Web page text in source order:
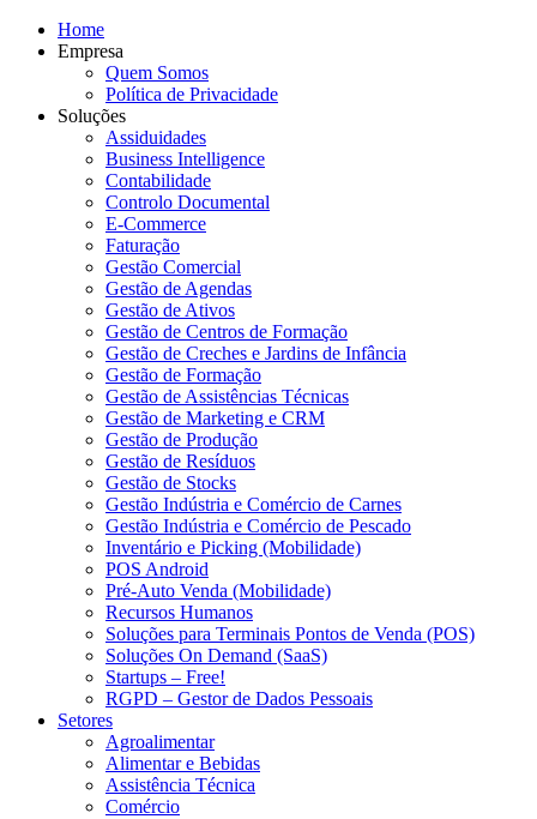
Home
Empresa
Quem Somos
Política de Privacidade
Soluções
Assiduidades
Business Intelligence
Contabilidade
Controlo Documental
E-Commerce
Faturação
Gestão Comercial
Gestão de Agendas
Gestão de Ativos
Gestão de Centros de Formação
Gestão de Creches e Jardins de Infância
Gestão de Formação
Gestão de Assistências Técnicas
Gestão de Marketing e CRM
Gestão de Produção
Gestão de Resíduos
Gestão de Stocks
Gestão Indústria e Comércio de Carnes
Gestão Indústria e Comércio de Pescado
Inventário e Picking (Mobilidade)
POS Android
Pré-Auto Venda (Mobilidade)
Recursos Humanos
Soluções para Terminais Pontos de Venda (POS)
Soluções On Demand (SaaS)
Startups – Free!
RGPD – Gestor de Dados Pessoais
Setores
Agroalimentar
Alimentar e Bebidas
Assistência Técnica
Comércio